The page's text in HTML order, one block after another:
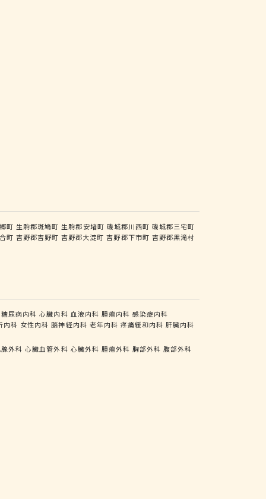
町 生駒郡斑鳩町 生駒郡安堵町 磯城郡川西町 磯城郡三宅町
町 吉野郡吉野町 吉野郡大淀町 吉野郡下市町 吉野郡黒滝村
糖尿病内科 心臓内科 血液内科 腫瘍内科 感染症内科
内科 女性内科 脳神経内科 老年内科 疼痛緩和内科 肝臓内科
外科 心臓血管外科 心臓外科 腫瘍外科 胸部外科 腹部外科